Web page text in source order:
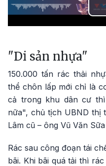
"Di sản nhựa"
150.000 tấn rác thải
thể chôn lấp mới chỉ là
cả trong khu dân cư
nữa", chủ tịch UBND thị
Lâm cũ – ông Vũ Văn
Rác sau công đoạn tái
bãi. Khi bãi quá tải thì